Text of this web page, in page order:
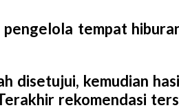
tempat
disetujui, kemudian
rekomendasi